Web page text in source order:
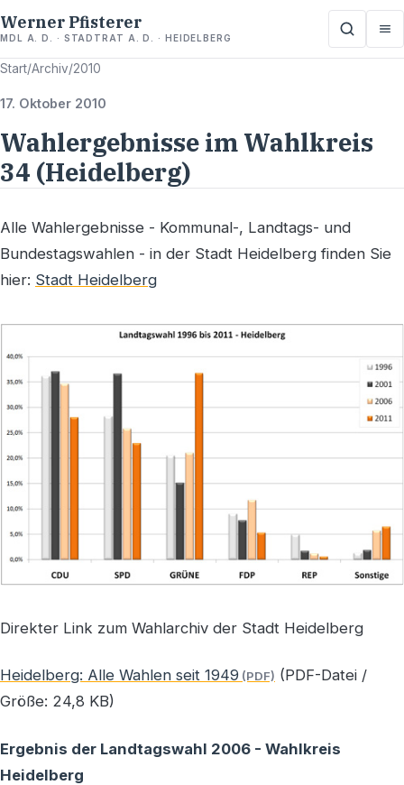
Werner Pfisterer
MDL A. D. · STADTRAT A. D. · HEIDELBERG
Start/Archiv/2010
17. Oktober 2010
Wahlergebnisse im Wahlkreis
34 (Heidelberg)
Alle Wahlergebnisse - Kommunal-, Landtags- und
Bundestagswahlen - in der Stadt Heidelberg finden Sie
hier: Stadt Heidelberg
Direkter Link zum Wahlarchiv der Stadt Heidelberg
Heidelberg: Alle Wahlen seit 1949
(PDF-Datei /
Größe: 24,8 KB)
Ergebnis der Landtagswahl 2006 - Wahlkreis
Heidelberg